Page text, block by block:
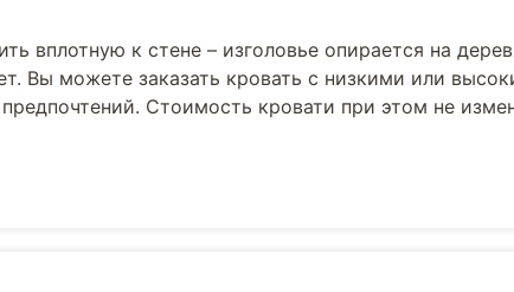
вплотную к стене – изголовье опирается на
Вы можете заказать кровать с низкими или
Стоимость кровати при этом не